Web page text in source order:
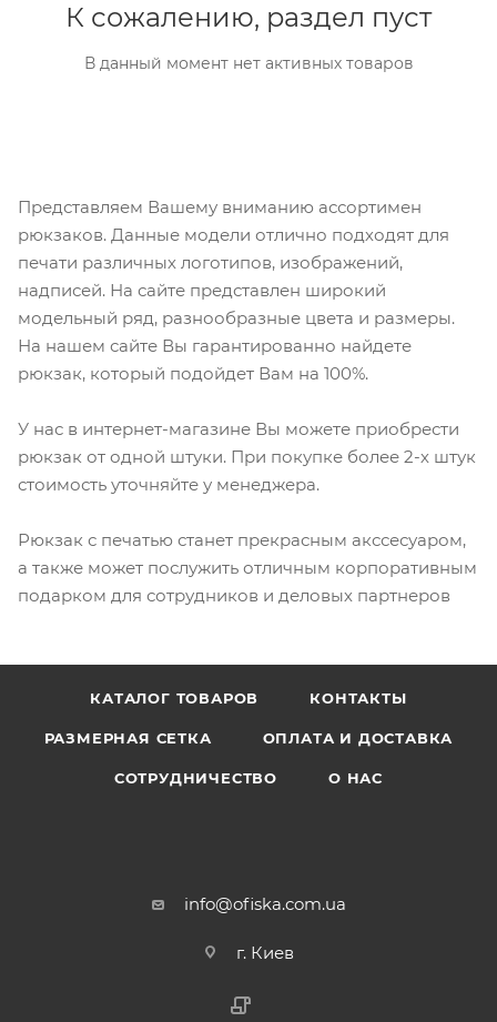
К сожалению, раздел пуст
В данный момент нет активных товаров
Представляем Вашему вниманию ассортимен
рюкзаков. Данные модели отлично подходят для
печати различных логотипов, изображений,
надписей. На сайте представлен широкий
модельный ряд, разнообразные цвета и размеры.
На нашем сайте Вы гарантированно найдете
рюкзак, который подойдет Вам на 100%.
У нас в интернет-магазине Вы можете приобрести
рюкзак от одной штуки. При покупке более 2-х штук
стоимость уточняйте у менеджера.
Рюкзак с печатью станет прекрасным акссесуаром,
а также может послужить отличным корпоративным
подарком для сотрудников и деловых партнеров
КАТАЛОГ ТОВАРОВ КОНТАКТЫ
РАЗМЕРНАЯ СЕТКА ОПЛАТА И ДОСТАВКА
СОТРУДНИЧЕСТВО О НАС
info@ofiska.com.ua
г. Киев